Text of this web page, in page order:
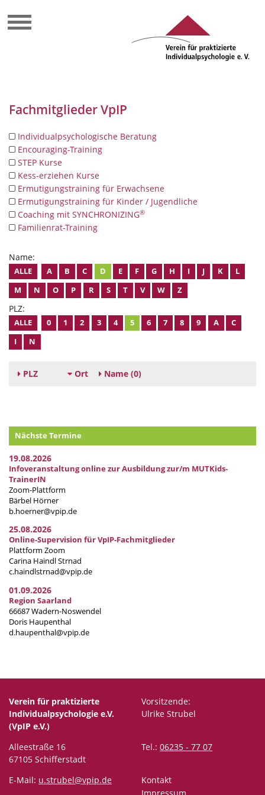
Fachmitglieder VpIP
Individualpsychologische Beratung
Encouraging-Training
STEP Kurse
Kess-erziehen Kurse
Ermutigungstraining für Erwachsene
Ermutigungstraining für Kinder / Jugendliche
Coaching mit SYNCHRONIZING®
Familienrat-Training
Name:
ALLE A B C D E F G H I J K
L
M
N O P R S T V W Z
PLZ:
ALLE 0 1 2 3 4 5 6 7 8 9 A
C
I
N
PLZ Ort Name (0)
Nächste Termine
19.08.2026
Infoveranstaltung online zur Ausbildung zur/m MUTKids-
TrainerIN
Zoom-Plattform
Bärbel Hörner
b.hoerner@vpip.de
25.08.2026
Online-Supervision für VpIP-Fachmitglieder
Plattform Zoom
Carina Haindl Strnad
c.haindlstrnad@vpip.de
01.09.2026
Region Saarland
66687 Wadern-Noswendel
Doris Haupenthal
d.haupenthal@vpip.de
Verein für praktizierte
Individualpsychologie e.V.
(VpIP e.V.)
Vorsitzende:
Ulrike Strubel
Alleestraße 16
67105 Schifferstadt
Tel.: 06235 - 77 07
E-Mail: u.strubel@vpip.de
Kontakt